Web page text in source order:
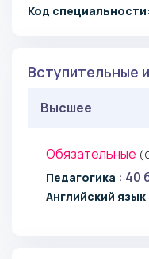
Код специальности:
Вступительные
Высшее
Обязательные (
Педагогика : 40
Английский язык